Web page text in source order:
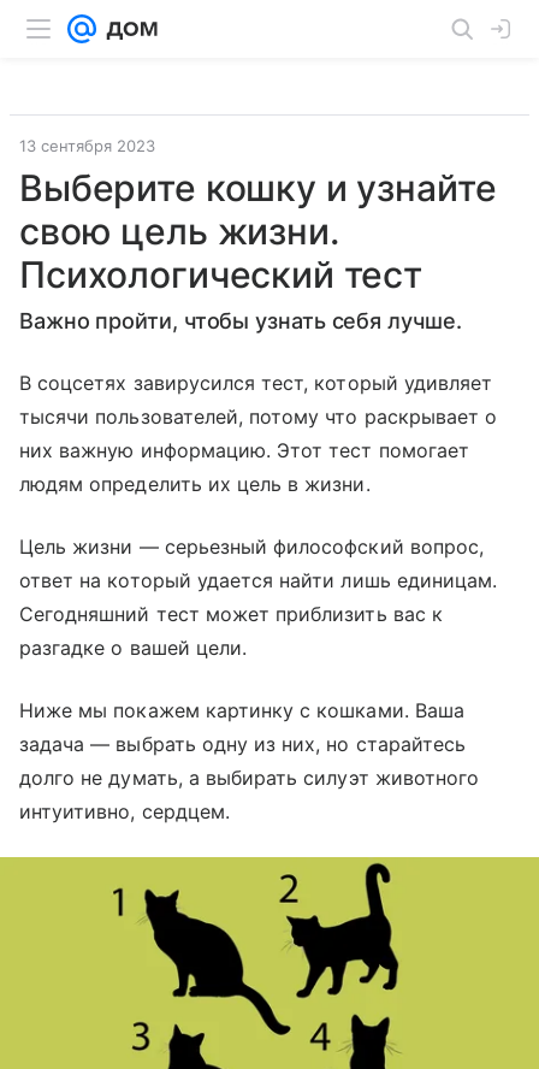
13 сентября 2023
Выберите кошку и узнайте
свою цель жизни.
Психологический тест
Важно пройти, чтобы узнать себя лучше.
В соцсетях завирусился тест, который удивляет
тысячи пользователей, потому что раскрывает о
них важную информацию. Этот тест помогает
людям определить их цель в жизни.
Цель жизни — серьезный философский вопрос,
ответ на который удается найти лишь единицам.
Сегодняшний тест может приблизить вас к
разгадке о вашей цели.
Ниже мы покажем картинку с кошками. Ваша
задача — выбрать одну из них, но старайтесь
долго не думать, а выбирать силуэт животного
интуитивно, сердцем.